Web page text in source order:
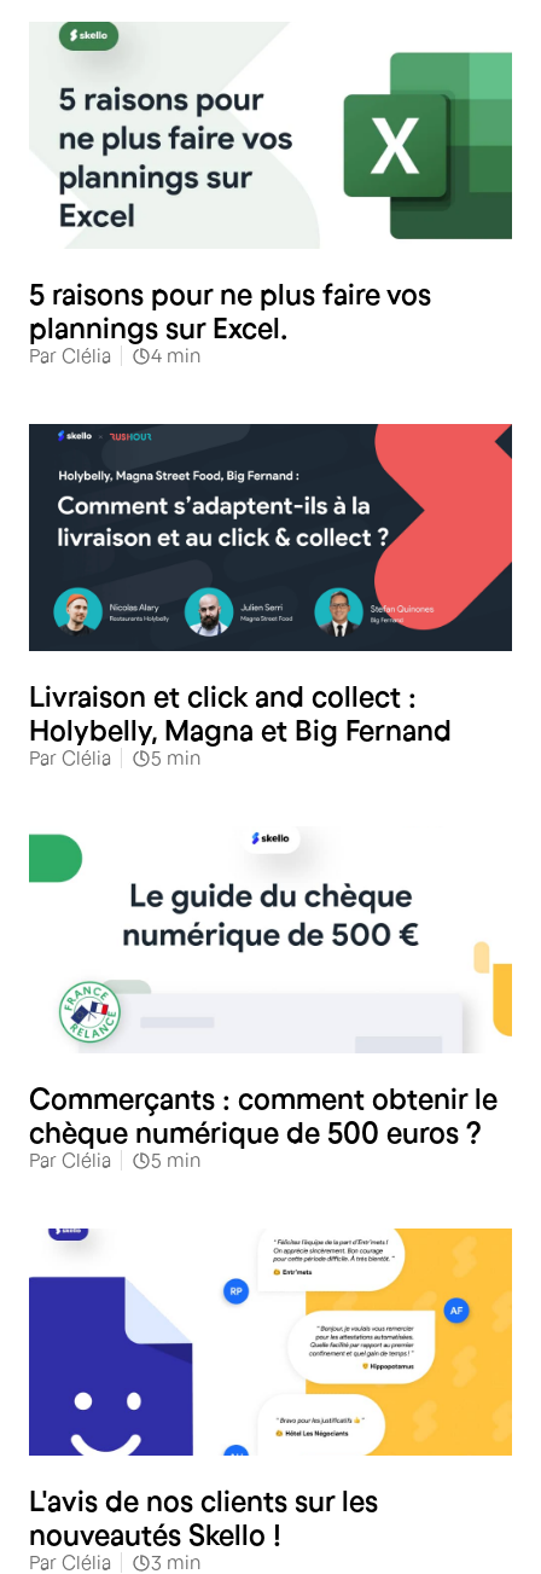
5 raisons pour ne plus faire vos
plannings sur Excel.
Par Clélia 4 min
Livraison et click and collect :
Holybelly, Magna et Big Fernand
Par Clélia 5 min
Commerçants : comment obtenir le
chèque numérique de 500 euros ?
Par Clélia 5 min
L'avis de nos clients sur les
nouveautés Skello !
Par Clélia 3 min